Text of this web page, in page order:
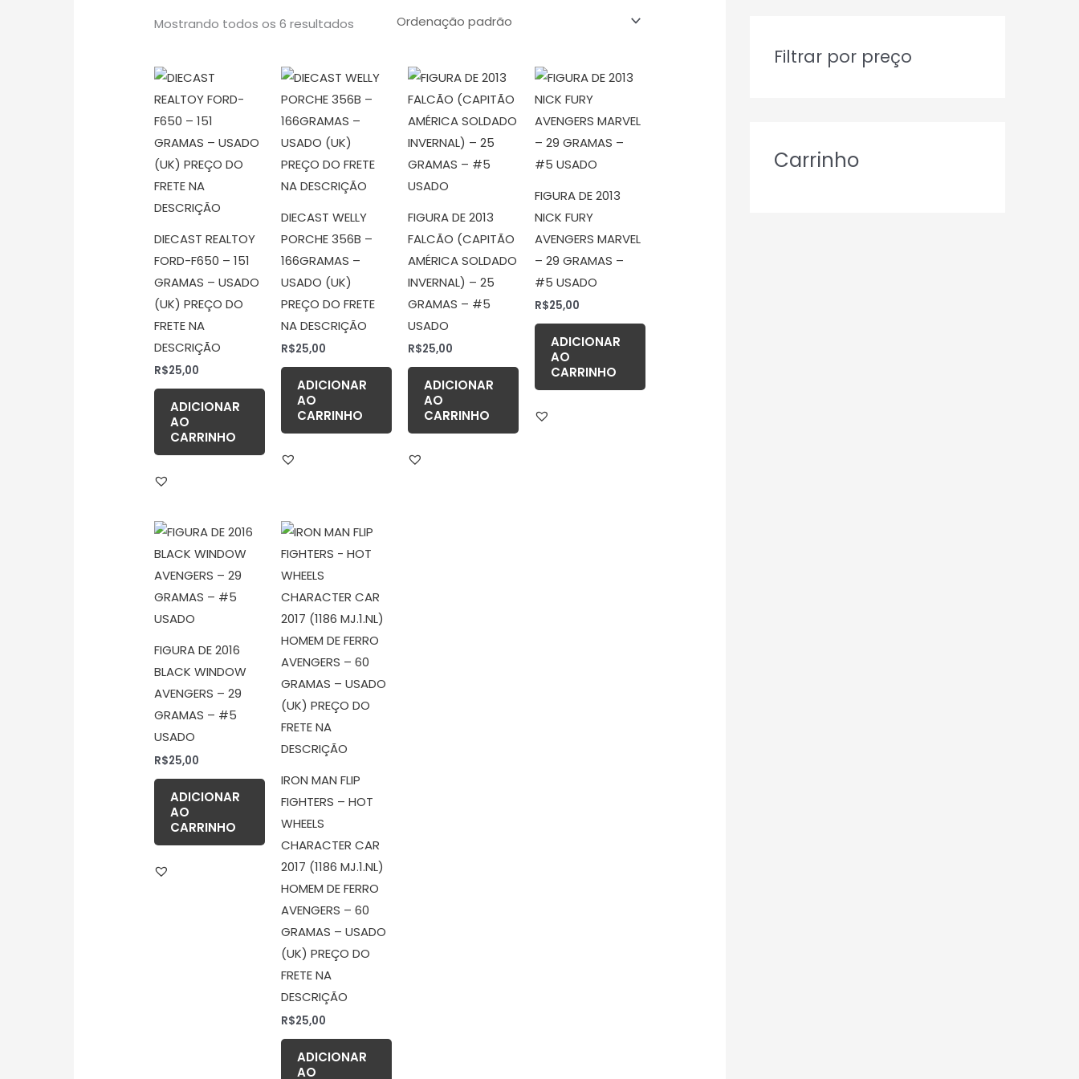
Mostrando todos os 6 resultados
DIECAST REALTOY
FORD-F650 – 151
GRAMAS – USADO
(UK) PREÇO DO
FRETE NA
DESCRIÇÃO
R$25,00
ADICIONAR
AO
CARRINHO
DIECAST WELLY
PORCHE 356B –
166GRAMAS –
USADO (UK)
PREÇO DO FRETE
NA DESCRIÇÃO
R$25,00
ADICIONAR
AO
CARRINHO
FIGURA DE 2013
FALCÃO (CAPITÃO
AMÉRICA SOLDADO
INVERNAL) – 25
GRAMAS – #5
USADO
R$25,00
ADICIONAR
AO
CARRINHO
FIGURA DE 2013
NICK FURY
AVENGERS MARVEL
– 29 GRAMAS –
#5 USADO
R$25,00
ADICIONAR
AO
CARRINHO
FIGURA DE 2016
BLACK WINDOW
AVENGERS – 29
GRAMAS – #5
USADO
R$25,00
ADICIONAR
AO
CARRINHO
IRON MAN FLIP
FIGHTERS – HOT
WHEELS
CHARACTER CAR
2017 (1186 MJ.1.NL)
HOMEM DE FERRO
AVENGERS – 60
GRAMAS – USADO
(UK) PREÇO DO
FRETE NA
DESCRIÇÃO
R$25,00
ADICIONAR
AO
a
Filtrar por preço
Carrinho